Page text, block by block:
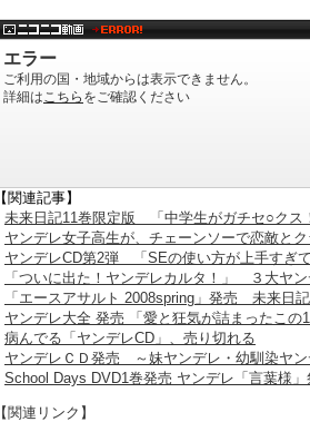
【関連記事】
未来日記11巻限定版 「中学生がガチセ○クス
ヤンデレ女子高生が、チェーンソーで恋敵と
ヤンデレCD第2弾 「SEの使い方が上手すぎ
「ついに出た！ヤンデレカルタ！」 ３大ヤ
「エースアサルト 2008spring」発売 未来日
ヤンデレ大全 発売 「愛と狂気が詰まったこの
病んでる「ヤンデレCD」、売り切れる
ヤンデレＣＤ発売 ～妹ヤンデレ・幼馴染ヤ
School Days DVD1巻発売 ヤンデレ「言葉様」
【関連リンク】